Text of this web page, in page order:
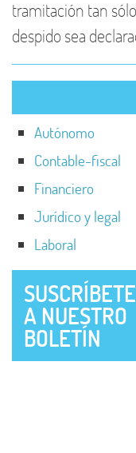
tramitación tan
despido sea
Autónomo
Contable-fiscal
Financiero
Jurídico y legal
Laboral
SUSCRÍBETE
A NUESTRO
BOLETÍN